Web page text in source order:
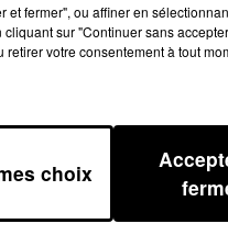
et fermer", ou affiner en
sur "Continuer sans
votre consentement à tout
choix